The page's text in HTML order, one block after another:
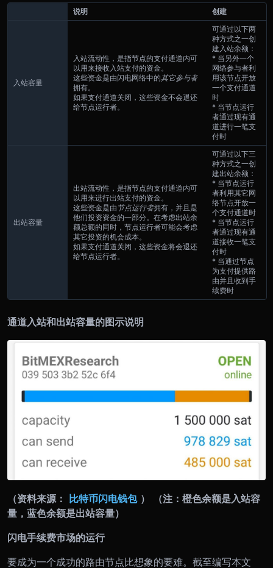
说明 创建
入站容量
入站流动性，是指节点的支付通道内可
以用来接收入站支付的资金。
这些资金是由闪电网络中的其它参与者
拥有。
如果支付通道关闭，这些资金不会退还
给节点运行者。
可通过以下两
种方式之一创
建入站余额：
* 当另外一个
网络参与者利
用该节点开放
一个支付通道
时
* 当节点运行
者通过现有通
道进行一笔支
付时
出站容量
出站流动性，是指节点的支付通道内可
以用来进行出站支付的资金。
这些资金是由 节点运行者拥有，并且是
他们投资资金的一部分。在考虑出站余
额总额的同时，节点运行者可能会考虑
其它投资的机会成本。
如果支付通道关闭，这些资金将会退还
给节点运行者。
可通过以下三
种方式之一创
建出站余额：
* 当节点运行
者利用其它网
络节点开放一
个支付通道时
* 当节点运行
者通过现有通
道接收一笔支
付时
* 当通过节点
为支付提供路
由并且收到手
续费时
通道入站和出站容量的图示说明
（资料来源： 比特币闪电钱包 ）
（注：橙色余额是入站容
量，蓝色余额是出站容量）
闪电手续费市场的运行
要成为一个成功的路由节点比想象的要难。截至编写本文